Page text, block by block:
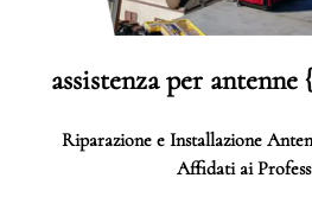
assistenza per
Riparazione e Installazione
Affidati ai